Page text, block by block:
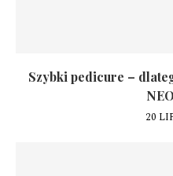
Szybki pedicure –
20